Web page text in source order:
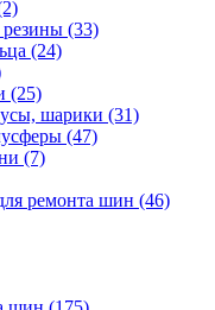
резины (33)
(24)
(25)
шарики (31)
(47)
(7)
ремонта шин (46)